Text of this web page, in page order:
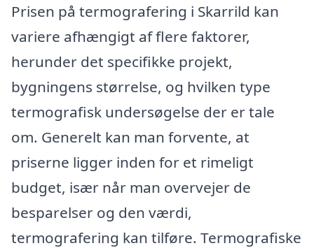
Prisen på termografering i Skarrild kan
variere afhængigt af flere faktorer,
herunder det specifikke projekt,
bygningens størrelse, og hvilken type
termografisk undersøgelse der er tale
om. Generelt kan man forvente, at
priserne ligger inden for et rimeligt
budget, især når man overvejer de
besparelser og den værdi,
termografering kan tilføre. Termografiske